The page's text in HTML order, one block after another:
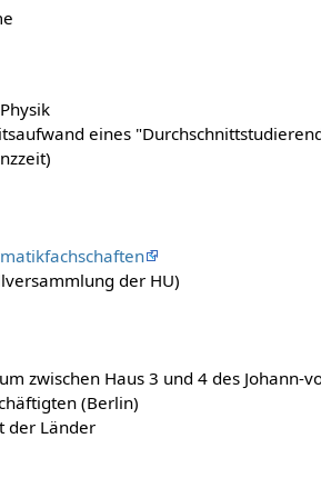
eines
der HU)
zwischen Haus 3 und 4 des Johann-
(Berlin)
der Länder